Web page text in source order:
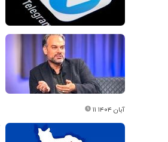
۱۱ آبان ۱۴۰۴